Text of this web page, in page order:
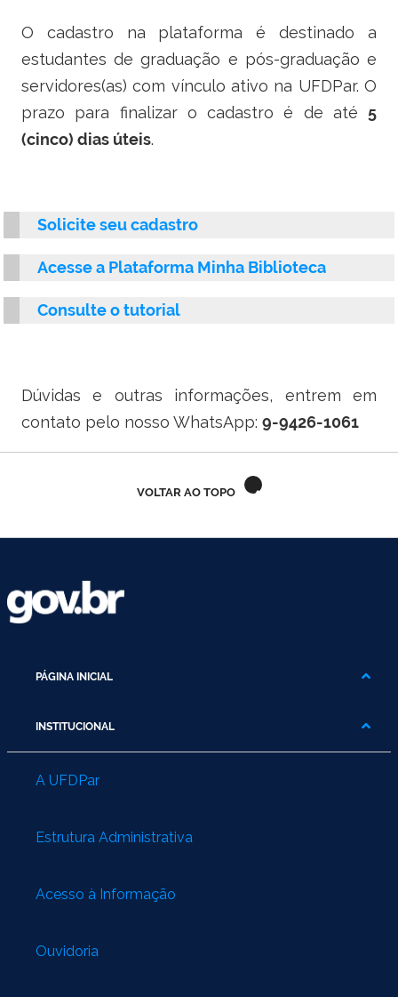
Ministério do Planejamento, Desenvolvimento e Gestão
Ministério da Ciência, Tecnologia, Inovações e Comunicações
Ministério do Meio Ambiente
Secretaria-Geral da Presidência da República
O cadastro na plataforma é destinado a
estudantes de graduação e pós-graduação e
servidores(as) com vínculo ativo na UFDPar. O
prazo para finalizar o cadastro é de até 5
(cinco) dias úteis.
Solicite seu cadastro
Acesse a Plataforma Minha Biblioteca
Consulte o tutorial
Dúvidas e outras informações, entrem em
contato pelo nosso WhatsApp: 9-9426-1061
VOLTAR AO TOPO
PÁGINA INICIAL
INSTITUCIONAL
A UFDPar
Estrutura Administrativa
Acesso à Informação
Ouvidoria